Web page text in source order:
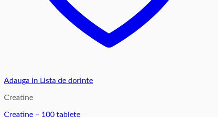
Adauga in Lista de dorinte
Creatine
Creatine – 100 tablete